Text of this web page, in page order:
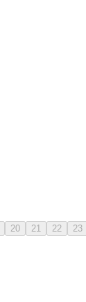
20 21 22 23